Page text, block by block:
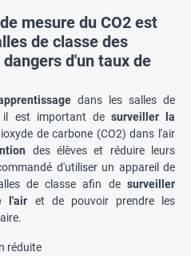
mesure du CO2 est
de classe des
d'un taux de
dans les salles de
il est important de surveiller la
de carbone (CO2) dans l'air
des élèves et réduire leurs
d'utiliser un appareil de
de classe afin de surveiller
l'air et de pouvoir prendre les
réduite